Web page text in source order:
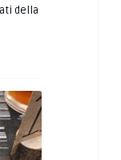
della